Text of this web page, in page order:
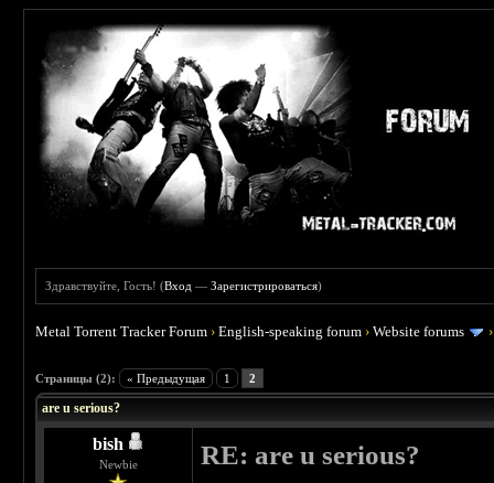
Здравствуйте, Гость! (Вход —Зарегистрироваться)
Metal Torrent Tracker Forum ›English-speaking forum ›Website forums
Страницы (2): « Предыдущая 1 2
are u serious?
bish
Newbie RE: are u serious?